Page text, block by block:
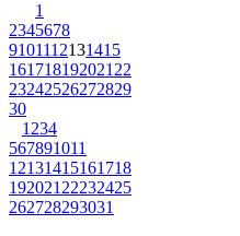
1
2345678
9101112131415
16171819202122
23242526272829
30
1234
567891011
12131415161718
19202122232425
262728293031